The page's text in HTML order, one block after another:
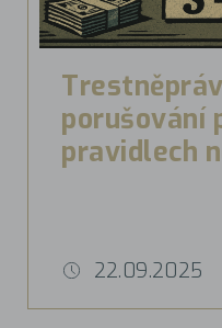
porušování
pravidlech
22.09.2025